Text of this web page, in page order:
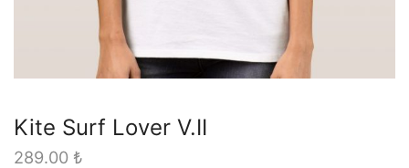
Kite Surf Lover V.II
289.00 ₺